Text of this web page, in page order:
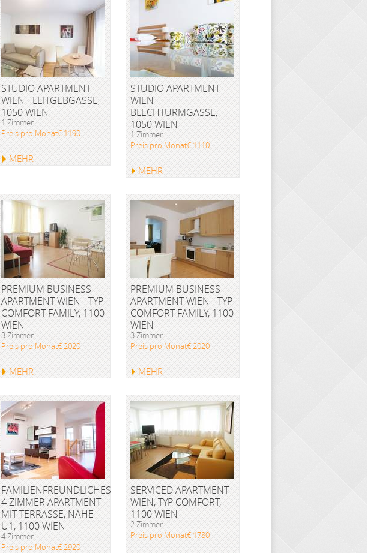
STUDIO APARTMENT
WIEN - LEITGEBGASSE,
1050 WIEN
1 Zimmer
Preis pro Monat€ 1190
MEHR
STUDIO APARTMENT
WIEN -
BLECHTURMGASSE,
1050 WIEN
1 Zimmer
Preis pro Monat€ 1110
MEHR
PREMIUM BUSINESS
APARTMENT WIEN - TYP
COMFORT FAMILY, 1100
WIEN
3 Zimmer
Preis pro Monat€ 2020
MEHR
PREMIUM BUSINESS
APARTMENT WIEN - TYP
COMFORT FAMILY, 1100
WIEN
3 Zimmer
Preis pro Monat€ 2020
MEHR
FAMILIENFREUNDLICHES
4 ZIMMER APARTMENT
MIT TERRASSE, NÄHE
U1, 1100 WIEN
4 Zimmer
Preis pro Monat€ 2920
SERVICED APARTMENT
WIEN, TYP COMFORT,
1100 WIEN
2 Zimmer
Preis pro Monat€ 1780